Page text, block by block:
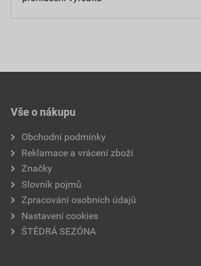
Vše o nákupu
Obchodní podmínky
Reklamace a vrácení zboží
Značky
Slovník pojmů
Zpracování osobních údajů
Nastavení cookies
ŠTĚDRÁ SEZÓNA